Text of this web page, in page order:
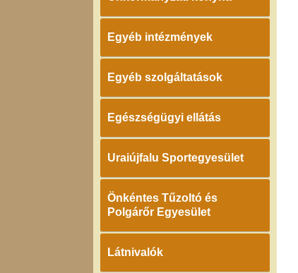
Egyéb intézmények
Egyéb szolgáltatások
Egészségügyi ellátás
Uraiújfalu Sportegyesület
Önkéntes Tűzoltó és
Polgárőr Egyesület
Látnivalók